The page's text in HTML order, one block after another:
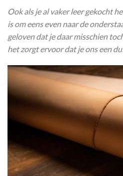
Ook als je al vaker leer gekocht
is om eens even naar de
geloven dat je daar misschien
het zorgt ervoor dat je ons een